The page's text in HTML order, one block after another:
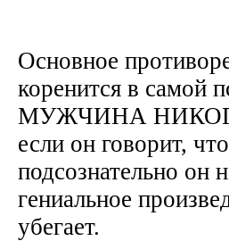
Основное
коренится в самой
МУЖЧИНА
если он говорит,
подсознательно он
гениальное
убегает.